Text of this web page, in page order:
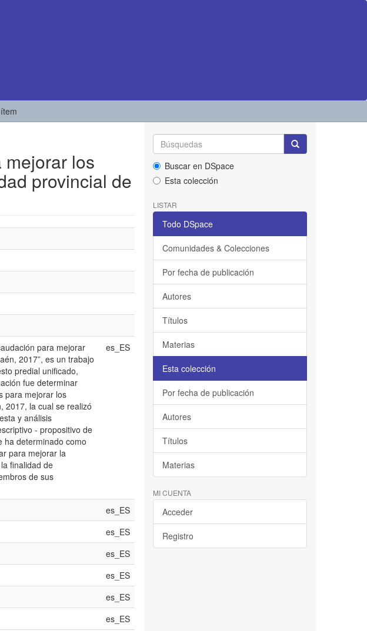
los
provincial de
para mejorar
2017”, es un trabajo
predial unificado,
fue determinar
para mejorar los
2017, la cual se realizó
y análisis
- propositivo de
ha determinado como
para mejorar la
finalidad de
de sus
es_ES
es_ES
es_ES
es_ES
es_ES
es_ES
es_ES
Buscar en DSpace
Esta colección
LISTAR
Todo DSpace
Comunidades & Colecciones
Por fecha de publicación
Autores
Títulos
Materias
Esta colección
Por fecha de publicación
Autores
Títulos
Materias
MI CUENTA
Acceder
Registro